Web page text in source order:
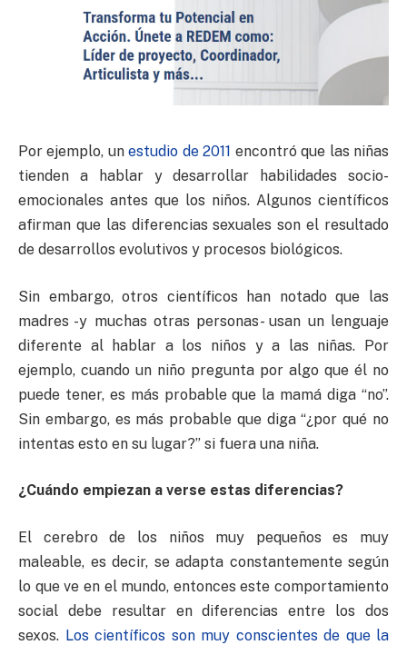
Por ejemplo, unestudio de 2011 encontró que las niñas
tienden a hablar y desarrollar habilidades socio-
emocionales antes que los niños. Algunos científicos
afirman que las diferencias sexuales son el resultado
de desarrollos evolutivos y procesos biológicos.
Sin embargo, otros científicos han notado que las
madres -y muchas otras personas- usan un lenguaje
diferente al hablar a los niños y a las niñas. Por
ejemplo, cuando un niño pregunta por algo que él no
puede tener, es más probable que la mamá diga “no”.
Sin embargo, es más probable que diga “¿por qué no
intentas esto en su lugar?” si fuera una niña.
¿Cuándo empiezan a verse estas diferencias?
El cerebro de los niños muy pequeños es muy
maleable, es decir, se adapta constantemente según
lo que ve en el mundo, entonces este comportamiento
social debe resultar en diferencias entre los dos
sexos. Los científicos son muy conscientes de que la